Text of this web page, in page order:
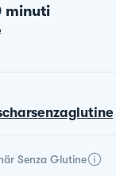
minuti
Senza Glutine